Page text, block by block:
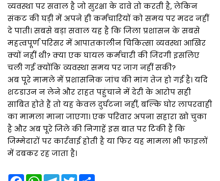
व्यवस्था पर सवाल है जो सुरक्षा के दावे तो करती है, लेकिन
संकट की घड़ी में अपने ही कर्मचारियों को समय पर मदद नहीं
दे पाती। सबसे बड़ा सवाल यह है कि जिला प्रशासन के सबसे
महत्वपूर्ण परिसर में आपातकालीन चिकित्सा व्यवस्था आखिर
क्यों नहीं थी? क्या एक घायल कर्मचारी की जिंदगी इसलिए
चली गई क्योंकि व्यवस्था समय पर जाग नहीं सकी?
अब पूरे मामले में प्रशासनिक जांच की मांग तेज हो गई है। यदि
शटडाउन न लेने और राहत पहुंचाने में देरी के आरोप सही
साबित होते हैं तो यह केवल दुर्घटना नहीं, बल्कि घोर लापरवाही
का मामला माना जाएगा। एक परिवार अपना सहारा खो चुका
है और अब पूरे जिले की निगाहें इस बात पर टिकी हैं कि
जिम्मेदारों पर कार्रवाई होती है या फिर यह मामला भी फाइलों
में दबकर रह जाता है।
F
W
T
T